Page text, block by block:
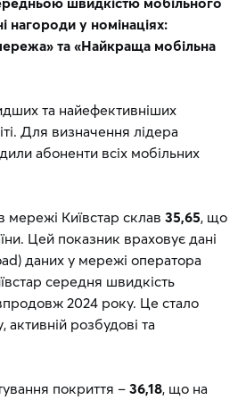
нагороди у номінаціях:
та «Найкраща мобільна
та найефективніших
Для визначення лідера
абоненти всіх мобільних
мережі Київстар склав 35,65, що
Цей показник враховує дані
даних у мережі оператора
середня швидкість
2024 року. Це стало
розбудові та
покриття – 36,18, що на